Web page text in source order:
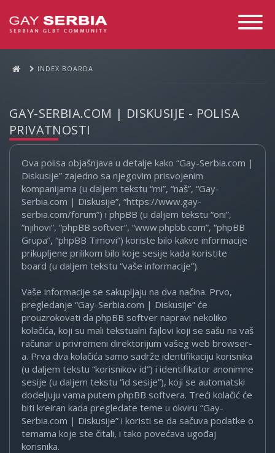
Toggle
INDEX BOARDA
GAY-SERBIA.COM | DISKUSIJE - POLISA
PRIVATNOSTI
Ova polisa objašnjava u detalje kako “Gay-Serbia.com |
Diskusije” zajedno sa njegovim prisvojenim
kompanijama (u daljem tekstu “mi”, “naš”, “Gay-
Serbia.com | Diskusije”, “https://www.gay-
serbia.com/forum”) i phpBB (u daljem tekstu “oni”,
“njihovi”, “phpBB softver”, “www.phpbb.com”, “phpBB
Grupa”, “phpBB Timovi”) koriste bilo kakve informacije
prikupljene prilikom bilo koje sesije kada koristite
board (u daljem tekstu “vaše informacije”).
Vaše informacije se sakupljaju na dva načina. Prvo,
pregledanje “Gay-Serbia.com | Diskusije” će
prouzrokovati da phpBB softver napravi nekoliko
kolačića, koji su mali tekstualni fajlovi koji se sašu na vaš
računar u privremeni direktorijum vašeg web browser-
a. Prva dva kolačića samo sadrže identifikaciju korisnika
(u daljem tekstu “korisnikov id”) i identifikator anonimne
sesije (u daljem tekstu “id sesije”), koji se automatski
dodeljuju vama putem phpBB softvera. Treći kolačić će
biti kreiran kada pregledate teme u okviru “Gay-
Serbia.com | Diskusije” i koristi se da sačuva podatke o
temama koje ste čitali, i tako povećava ugođaj
korisnika.